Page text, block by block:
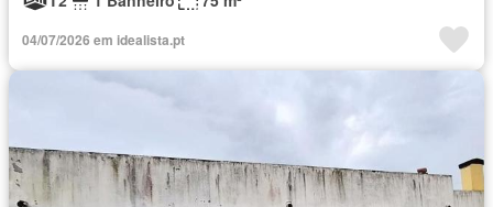
04/07/2026 em idealista.pt